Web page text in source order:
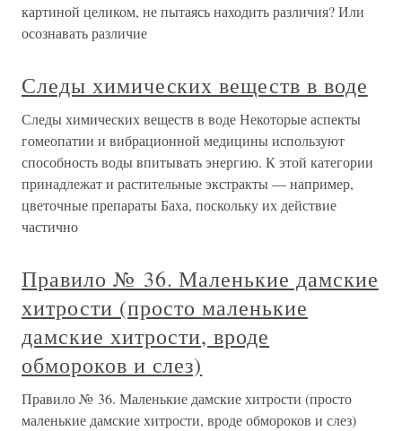
картиной целиком, не пытаясь находить различия? Или
осознавать различие
Следы химических веществ в воде
Следы химических веществ в воде Некоторые аспекты
гомеопатии и вибрационной медицины используют
способность воды впитывать энергию. К этой категории
принадлежат и растительные экстракты — например,
цветочные препараты Баха, поскольку их действие
частично
Правило № 36. Маленькие дамские
хитрости (просто маленькие
дамские хитрости, вроде
обмороков и слез)
Правило № 36. Маленькие дамские хитрости (просто
маленькие дамские хитрости, вроде обмороков и слез)